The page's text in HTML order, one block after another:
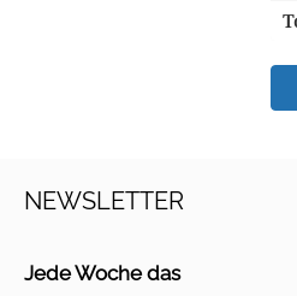
NEWSLETTER
Jede Woche das